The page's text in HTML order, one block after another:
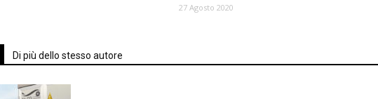
27 Agosto 2020
Di più dello stesso autore